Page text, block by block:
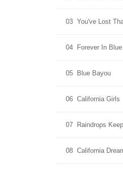
03 You've Lost
04 Forever In
05 Blue Bayou
06 California Girls
07 Raindrops
08 California